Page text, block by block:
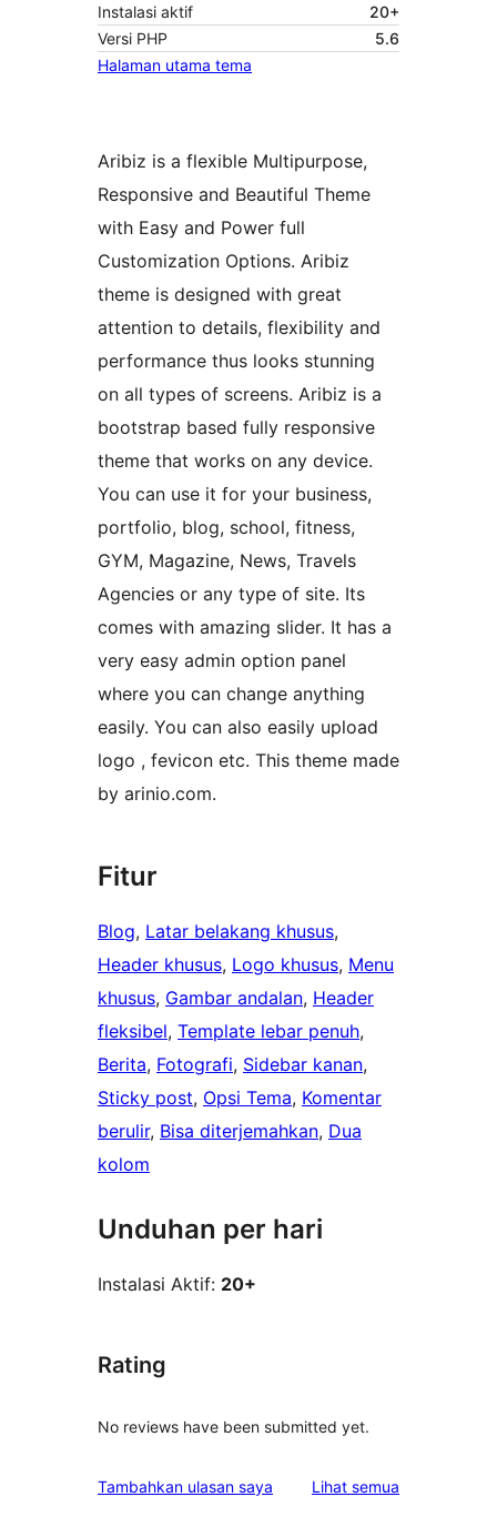
Instalasi aktif
20+
Versi PHP
5.6
Halaman utama tema
Aribiz is a flexible Multipurpose,
Responsive and Beautiful Theme
with Easy and Power full
Customization Options. Aribiz
theme is designed with great
attention to details, flexibility and
performance thus looks stunning
on all types of screens. Aribiz is a
bootstrap based fully responsive
theme that works on any device.
You can use it for your business,
portfolio, blog, school, fitness,
GYM, Magazine, News, Travels
Agencies or any type of site. Its
comes with amazing slider. It has a
very easy admin option panel
where you can change anything
easily. You can also easily upload
logo , fevicon etc. This theme made
by arinio.com.
Fitur
Blog, Latar belakang khusus
Header khusus, Logo khusus, Menu
khusus, Gambar andalan, Header
fleksibel, Template lebar penuh
Berita, Fotografi, Sidebar kanan
Sticky post, Opsi Tema, Komentar
berulir, Bisa diterjemahkan, Dua
kolom
Unduhan per hari
Instalasi Aktif: 20+
Rating
No reviews have been submitted yet.
Tambahkan ulasan saya Lihat semua